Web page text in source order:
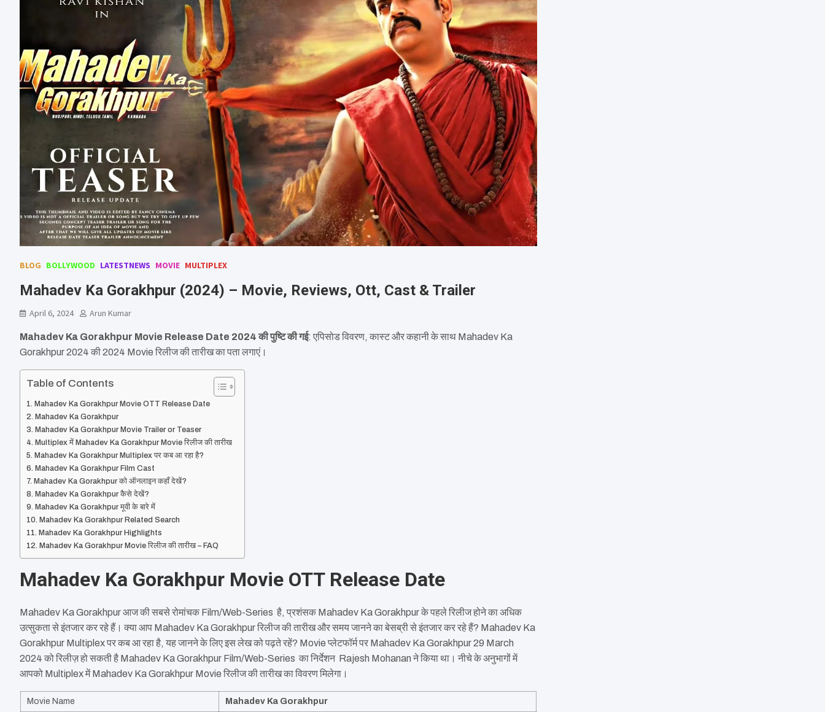
BLOG BOLLYWOOD LATESTNEWS MOVIE MULTIPLEX
Mahadev Ka Gorakhpur (2024) – Movie, Reviews, Ott, Cast & Trailer
April 6, 2024 Arun Kumar
Mahadev Ka Gorakhpur Movie Release Date 2024 की पुष्टि की गई: एपिसोड विवरण, कास्ट और कहानी के साथ Mahadev Ka
Gorakhpur 2024 की 2024 Movie रिलीज की तारीख का पता लगाएं।
Table of Contents
Mahadev Ka Gorakhpur Movie OTT Release Date
Mahadev Ka Gorakhpur
Mahadev Ka Gorakhpur Movie Trailer or Teaser
Multiplex में Mahadev Ka Gorakhpur Movie रिलीज की तारीख
Mahadev Ka Gorakhpur Multiplex पर कब आ रहा है?
Mahadev Ka Gorakhpur Film Cast
Mahadev Ka Gorakhpur को ऑनलाइन कहाँ देखें?
Mahadev Ka Gorakhpur कैसे देखें?
Mahadev Ka Gorakhpur मूवी के बारे में
Mahadev Ka Gorakhpur Related Search
Mahadev Ka Gorakhpur Highlights
Mahadev Ka Gorakhpur Movie रिलीज की तारीख – FAQ
Mahadev Ka Gorakhpur Movie OTT Release Date
Mahadev Ka Gorakhpur आज की सबसे रोमांचक Film/Web-Series है, प्रशंसक Mahadev Ka Gorakhpur के पहले रिलीज होने का अधिक
उत्सुकता से इंतजार कर रहे हैं। क्या आप Mahadev Ka Gorakhpur रिलीज की तारीख और समय जानने का बेसब्री से इंतजार कर रहे हैं? Mahadev Ka
Gorakhpur Multiplex पर कब आ रहा है, यह जानने के लिए इस लेख को पढ़ते रहें? Movie प्लेटफॉर्म पर Mahadev Ka Gorakhpur 29 March
2024 को रिलीज़ हो सकती है Mahadev Ka Gorakhpur Film/Web-Series का निर्देशन Rajesh Mohanan ने किया था। नीचे के अनुभागों में
आपको Multiplex में Mahadev Ka Gorakhpur Movie रिलीज की तारीख का विवरण मिलेगा।
Movie Name Mahadev Ka Gorakhpur